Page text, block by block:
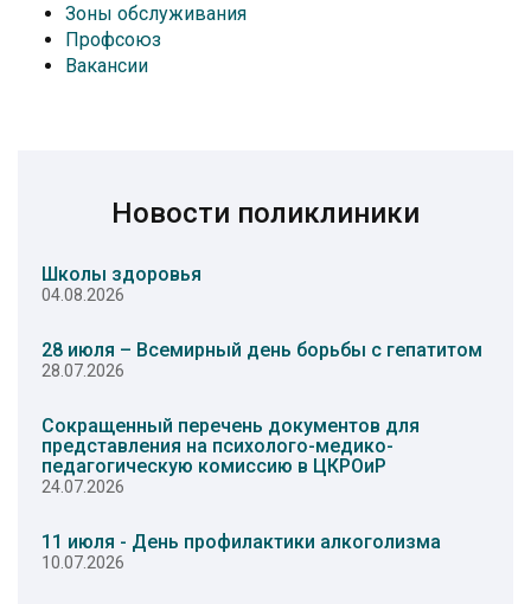
Зоны обслуживания
Профсоюз
Вакансии
Новости поликлиники
Школы здоровья
04.08.2026
28 июля – Всемирный день борьбы с гепатитом
28.07.2026
Сокращенный перечень документов для
представления на психолого-медико-
педагогическую комиссию в ЦКРОиР
24.07.2026
11 июля - День профилактики алкоголизма
10.07.2026